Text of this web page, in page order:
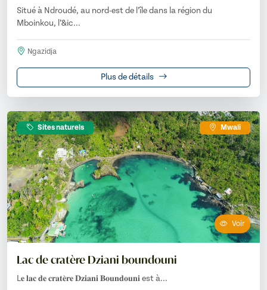
Situé à Ndroudé, au nord-est de l’île dans la région du
Mboinkou, l’&ic...
Ngazidja
Plus de détails
Sites naturels Mwali
Voir
Lac de cratère Dziani boundouni
L𝐞 𝐥𝐚𝐜 𝐝𝐞 𝐜𝐫𝐚𝐭𝐞̀𝐫𝐞 𝐃𝐳𝐢𝐚𝐧𝐢 𝐁𝐨𝐮𝐧𝐝𝐨𝐮𝐧𝐢 est à...